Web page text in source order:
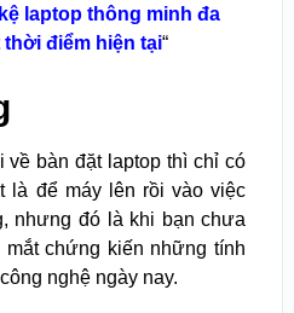
laptop thông minh đa
điểm hiện tại“
bàn đặt laptop thì chỉ có
là để máy lên rồi vào việc
nhưng đó là khi bạn chưa
chứng kiến những tính
nghệ ngày nay.